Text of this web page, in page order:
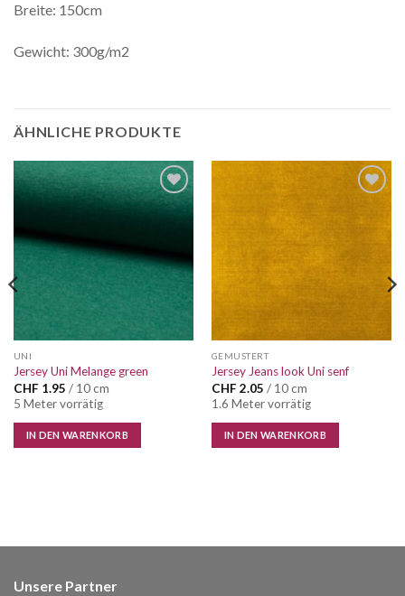
Breite: 150cm
Gewicht: 300g/m2
ÄHNLICHE PRODUKTE
Auf die
UNI
Jersey Uni Melange green
CHF 1.95 / 10 cm
5 Meter vorrätig
IN DEN WARENKORB
GEMUSTERT
Jersey Jeans look Uni senf
CHF 2.05 / 10 cm
1.6 Meter vorrätig
IN DEN WARENKORB
Unsere Partner